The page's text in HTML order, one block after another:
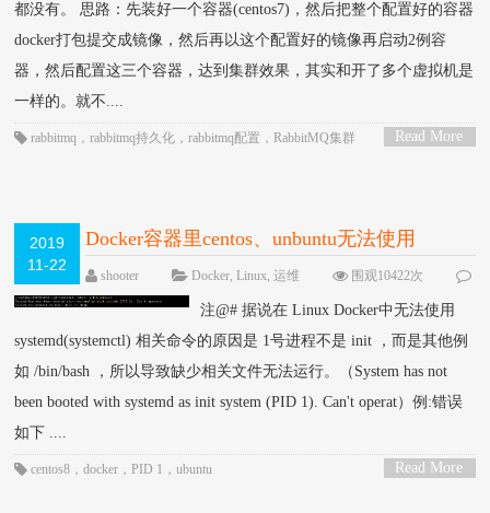
都没有。 思路：先装好一个容器(centos7)，然后把整个配置好的容器
docker打包提交成镜像，然后再以这个配置好的镜像再启动2例容
器，然后配置这三个容器，达到集群效果，其实和开了多个虚拟机是
一样的。就不....
Read More
rabbitmq ，rabbitmq持久化 ，rabbitmq配置 ，RabbitMQ集群
2019
11-22
Docker容器里centos、unbuntu无法使用
systemctl 命令
shooter Docker,Linux,运维
围观10422次
已关闭评论
注@# 据说在 Linux Docker中无法使用
systemd(systemctl) 相关命令的原因是 1号进程不是 init ，而是其他例
如 /bin/bash ，所以导致缺少相关文件无法运行。（System has not
been booted with systemd as init system (PID 1). Can't operat）例:错误
如下 ....
Read More
centos8 ，docker ，PID 1 ，ubuntu